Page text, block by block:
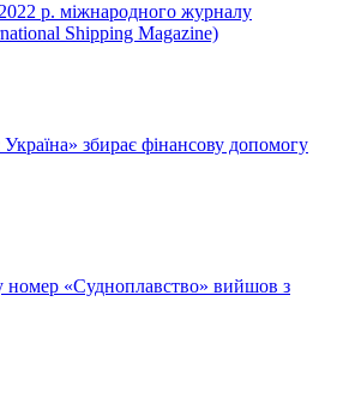
р. міжнародного журналу
Shipping Magazine)
збирає фінансову допомогу
номер «Судноплавство» вийшов з